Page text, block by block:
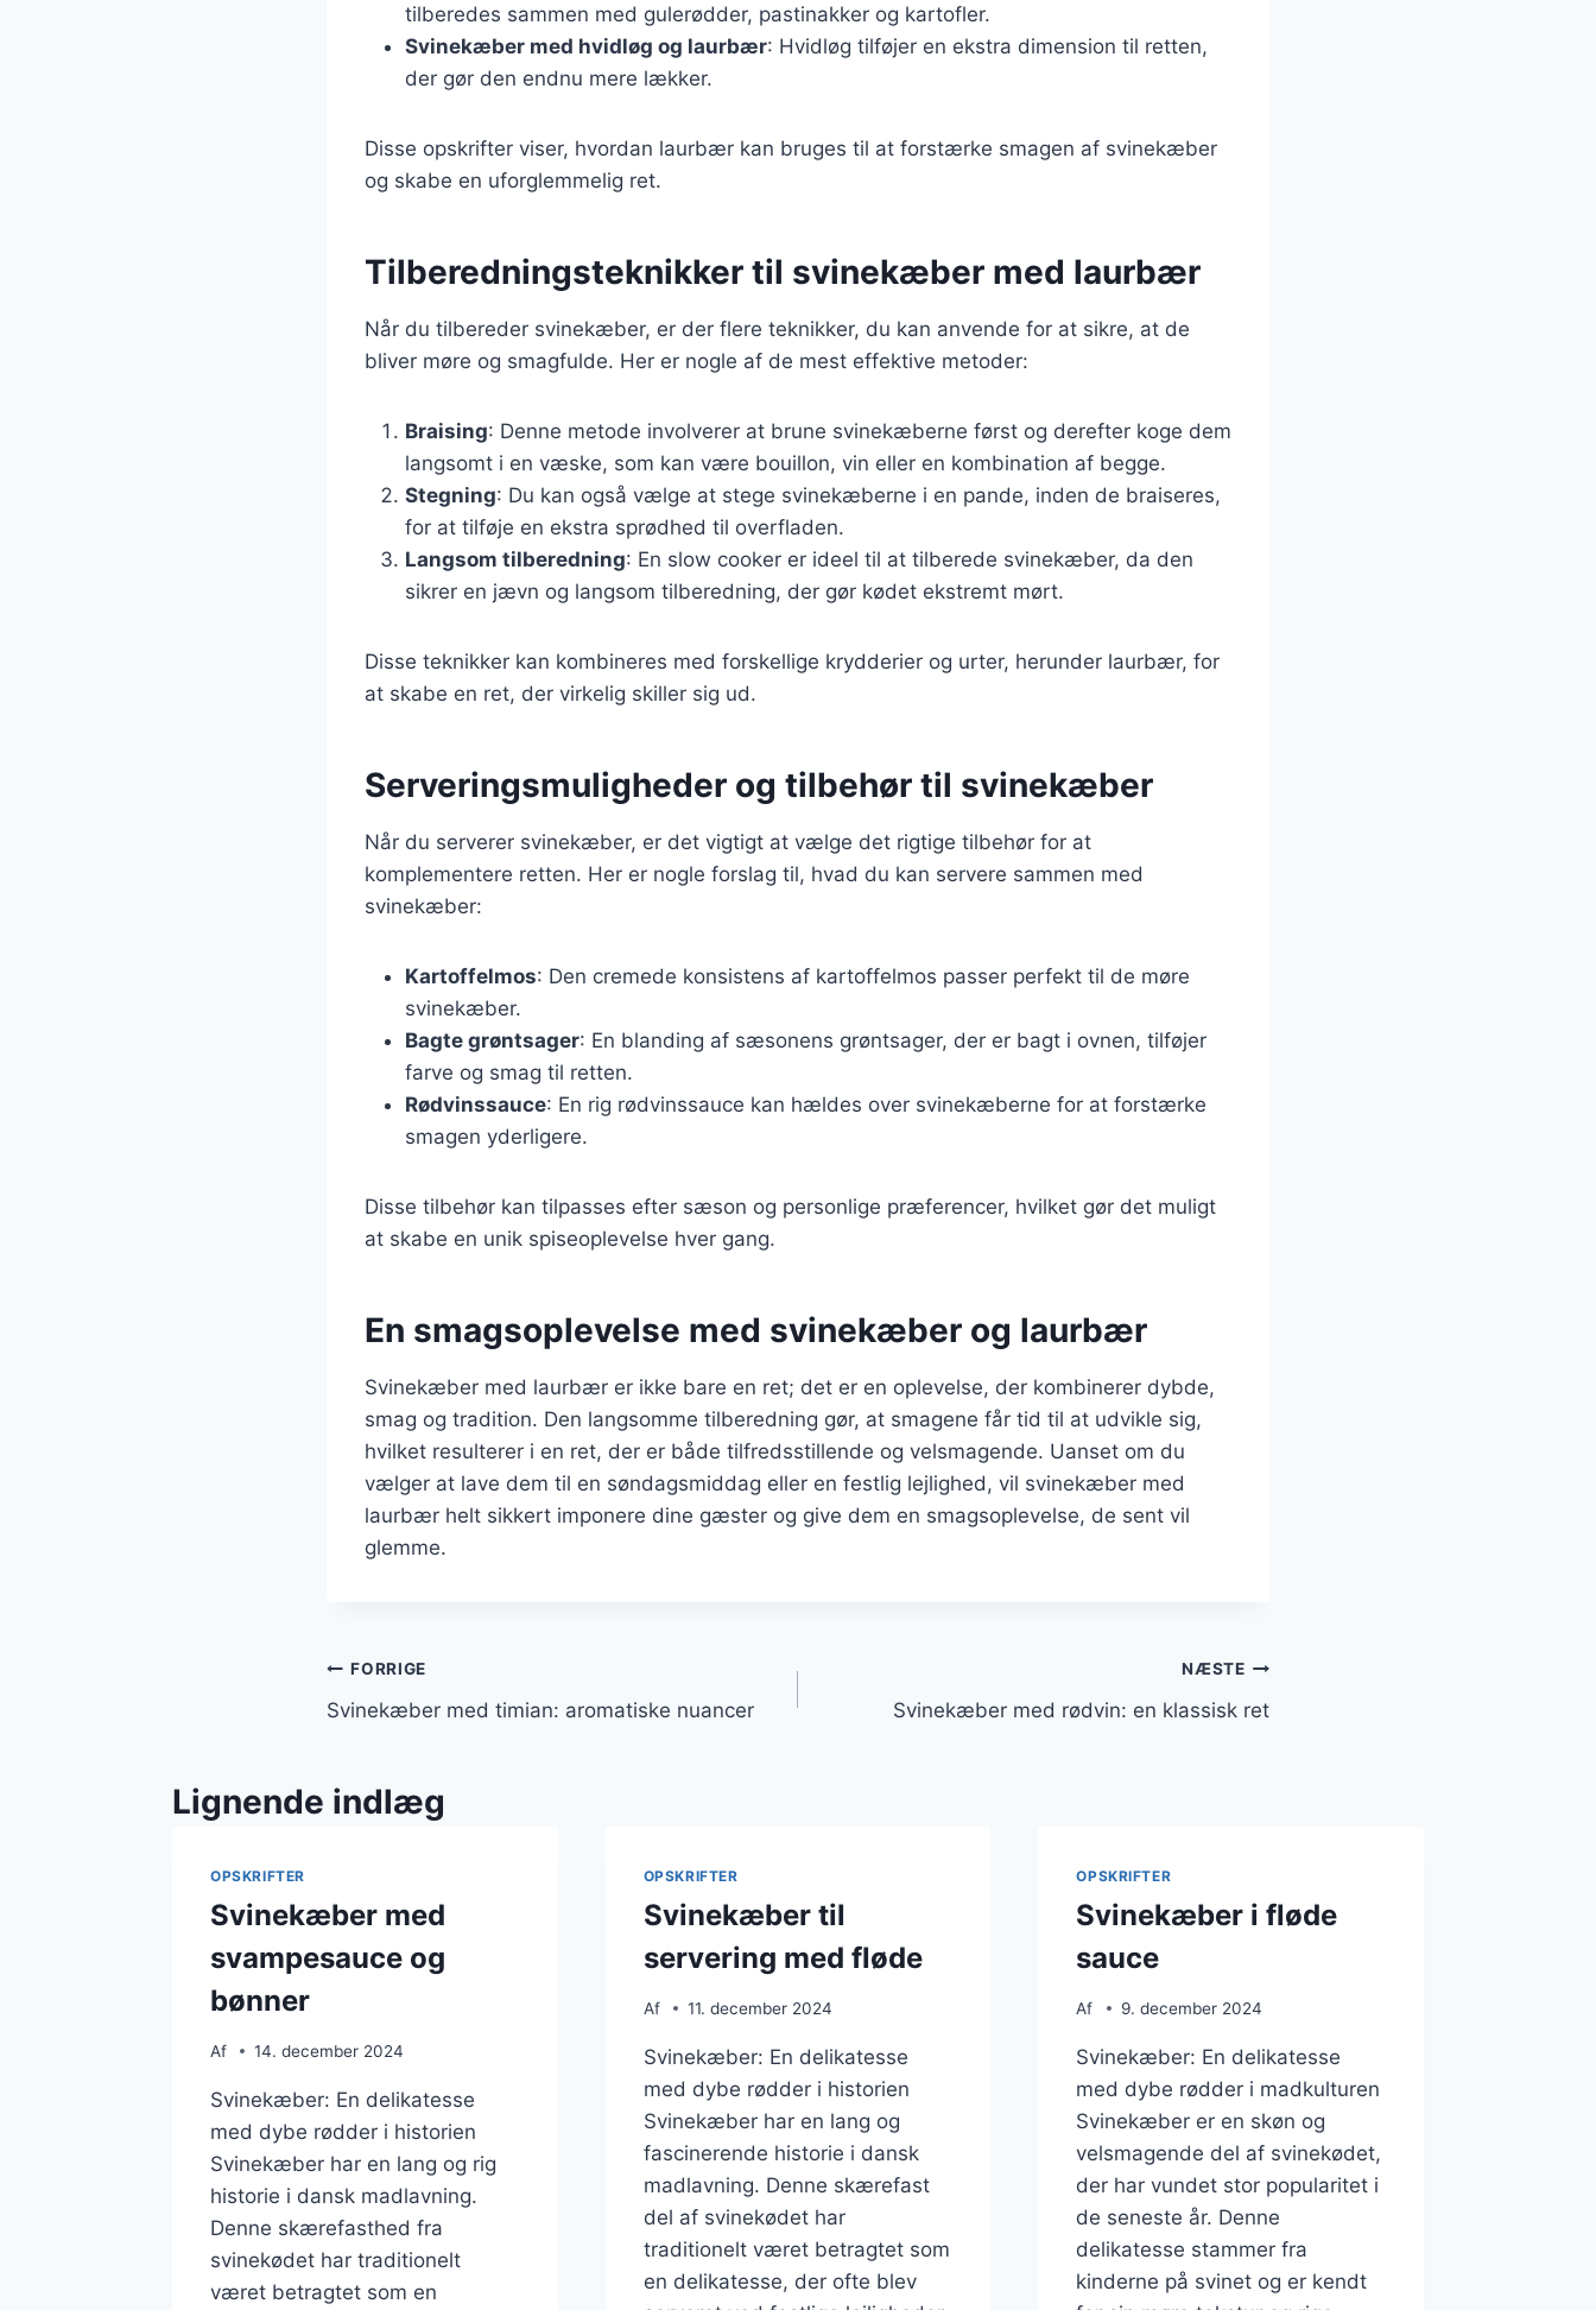
tilberedes sammen med gulerødder, pastinakker og kartofler.
Svinekæber med hvidløg og laurbær: Hvidløg tilføjer en ekstra dimension til retten,
der gør den endnu mere lækker.
Disse opskrifter viser, hvordan laurbær kan bruges til at forstærke smagen af svinekæber
og skabe en uforglemmelig ret.
Tilberedningsteknikker til svinekæber med laurbær
Når du tilbereder svinekæber, er der flere teknikker, du kan anvende for at sikre, at de
bliver møre og smagfulde. Her er nogle af de mest effektive metoder:
Braising: Denne metode involverer at brune svinekæberne først og derefter koge dem
langsomt i en væske, som kan være bouillon, vin eller en kombination af begge.
Stegning: Du kan også vælge at stege svinekæberne i en pande, inden de braiseres,
for at tilføje en ekstra sprødhed til overfladen.
Langsom tilberedning: En slow cooker er ideel til at tilberede svinekæber, da den
sikrer en jævn og langsom tilberedning, der gør kødet ekstremt mørt.
Disse teknikker kan kombineres med forskellige krydderier og urter, herunder laurbær, for
at skabe en ret, der virkelig skiller sig ud.
Serveringsmuligheder og tilbehør til svinekæber
Når du serverer svinekæber, er det vigtigt at vælge det rigtige tilbehør for at
komplementere retten. Her er nogle forslag til, hvad du kan servere sammen med
svinekæber:
Kartoffelmos: Den cremede konsistens af kartoffelmos passer perfekt til de møre
svinekæber.
Bagte grøntsager: En blanding af sæsonens grøntsager, der er bagt i ovnen, tilføjer
farve og smag til retten.
Rødvinssauce: En rig rødvinssauce kan hældes over svinekæberne for at forstærke
smagen yderligere.
Disse tilbehør kan tilpasses efter sæson og personlige præferencer, hvilket gør det muligt
at skabe en unik spiseoplevelse hver gang.
En smagsoplevelse med svinekæber og laurbær
Svinekæber med laurbær er ikke bare en ret; det er en oplevelse, der kombinerer dybde,
smag og tradition. Den langsomme tilberedning gør, at smagene får tid til at udvikle sig,
hvilket resulterer i en ret, der er både tilfredsstillende og velsmagende. Uanset om du
vælger at lave dem til en søndagsmiddag eller en festlig lejlighed, vil svinekæber med
laurbær helt sikkert imponere dine gæster og give dem en smagsoplevelse, de sent vil
glemme.
Indlægsnavigation
FORRIGE
Svinekæber med timian: aromatiske nuancer
NÆSTE
Svinekæber med rødvin: en klassisk ret
Lignende indlæg
OPSKRIFTER
Svinekæber med
svampesauce og
bønner
Af 14. december 2024
Svinekæber: En delikatesse
med dybe rødder i historien
Svinekæber har en lang og rig
historie i dansk madlavning.
Denne skærefasthed fra
svinekødet har traditionelt
været betragtet som en
OPSKRIFTER
Svinekæber til
servering med fløde
Af 11. december 2024
Svinekæber: En delikatesse
med dybe rødder i historien
Svinekæber har en lang og
fascinerende historie i dansk
madlavning. Denne skærefast
del af svinekødet har
traditionelt været betragtet som
en delikatesse, der ofte blev
OPSKRIFTER
Svinekæber i fløde
sauce
Af 9. december 2024
Svinekæber: En delikatesse
med dybe rødder i madkulturen
Svinekæber er en skøn og
velsmagende del af svinekødet,
der har vundet stor popularitet i
de seneste år. Denne
delikatesse stammer fra
kinderne på svinet og er kendt